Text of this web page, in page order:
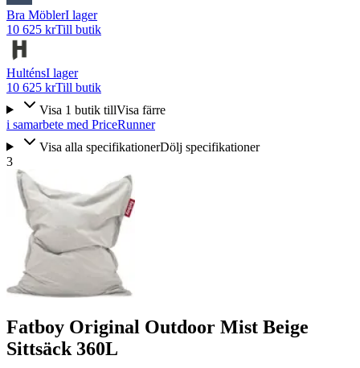
Bra MöblerI lager
10 625 krTill butik
HulténsI lager
10 625 krTill butik
Visa 1 butik tillVisa färre
i samarbete med PriceRunner
Visa alla specifikationerDölj specifikationer
3
Fatboy Original Outdoor Mist Beige
Sittsäck 360L